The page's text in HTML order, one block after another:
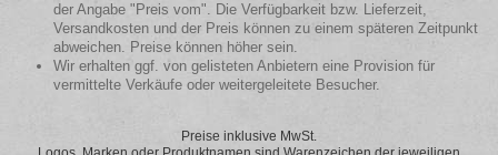
der Angabe "Preis vom". Die Verfügbarkeit bzw. Lieferzeit,
Versandkosten und der Preis können zu einem späteren Zeitpunkt
abweichen. Preise können höher sein.
Wir erhalten ggf. von gelisteten Anbietern eine Provision für
vermittelte Verkäufe oder weitergeleitete Besucher.
Preise inklusive MwSt.